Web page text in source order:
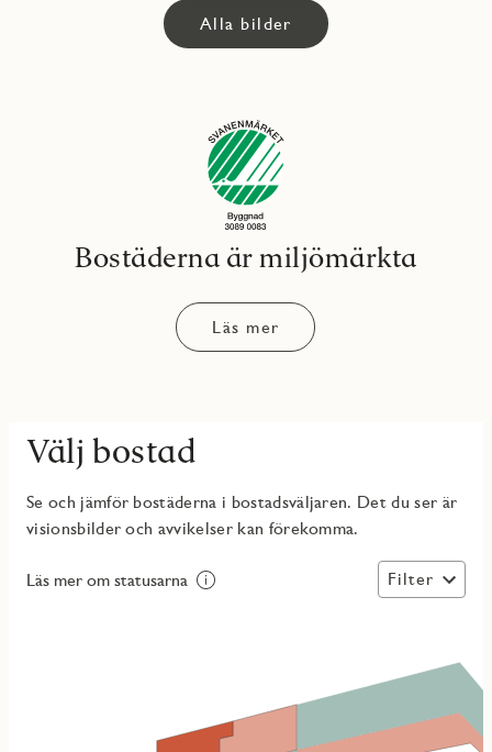
Alla bilder
Bostäderna är miljömärkta
Läs mer
Välj bostad
Se och jämför bostäderna i bostadsväljaren. Det du ser är
visionsbilder och avvikelser kan förekomma.
Läs mer om statusarna Filter